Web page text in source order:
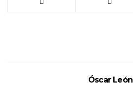
Óscar León